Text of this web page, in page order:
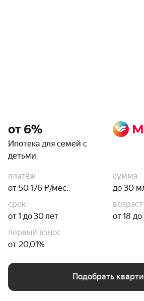
от 6%
Ипотека для семей с
детьми
платёж
от 50 176 ₽/мес.
сумма
до 30
срок
от 1 до 30 лет
возраст
от 18
первый взнос
от 20,01%
Подобрать